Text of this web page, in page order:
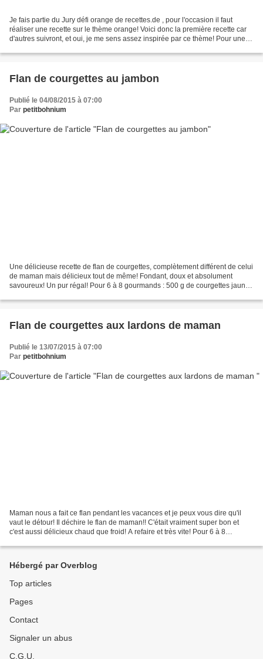
Je fais partie du Jury défi orange de recettes.de , pour l'occasion il faut
réaliser une recette sur le thème orange! Voici donc la première recette car
d'autres suivront, et oui, je me sens assez inspirée par ce thème! Pour une
Flan de courgettes au jambon
Publié le 04/08/2015 à 07:00
Par petitbohnium
Une délicieuse recette de flan de courgettes, complètement différent de celui
de maman mais délicieux tout de même! Fondant, doux et absolument
savoureux! Un pur régal! Pour 6 à 8 gourmands : 500 g de courgettes jaunes
Flan de courgettes aux lardons de maman
Publié le 13/07/2015 à 07:00
Par petitbohnium
Maman nous a fait ce flan pendant les vacances et je peux vous dire qu'il
vaut le détour! Il déchire le flan de maman!! C'était vraiment super bon et
c'est aussi délicieux chaud que froid! A refaire et très vite! Pour 6 à 8
Hébergé par Overblog
Top articles
Pages
Contact
Signaler un abus
C.G.U.